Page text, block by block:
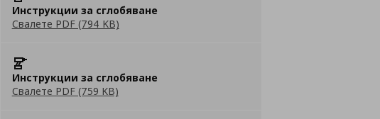
Инструкции за сглобяване
Свалете PDF (794 KB)
Инструкции за сглобяване
Свалете PDF (759 KB)